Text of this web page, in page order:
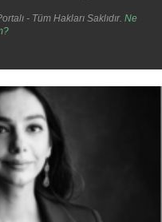
- Tüm Hakları Saklıdır. Ne